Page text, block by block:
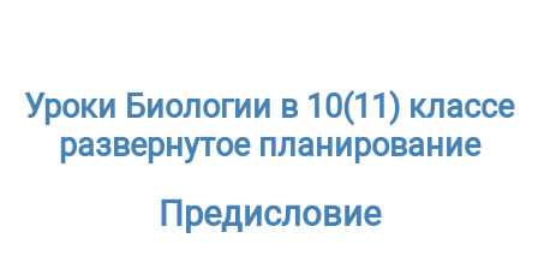
Уроки Биологии в 10(11) классе
развернутое планирование
Предисловие